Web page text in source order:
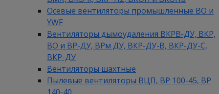
Осевые вентиляторы промышленные ВО и
YWF
Вентиляторы дымоудаления ВКРВ-ДУ, ВКР,
ВО и ВР-ДУ, ВРм ДУ, ВКР-ДУ-В, ВКР-ДУ-С,
ВКР-ДУ
Вентиляторы шахтные
Пылевые вентиляторы ВЦП, ВР 100-45, ВР